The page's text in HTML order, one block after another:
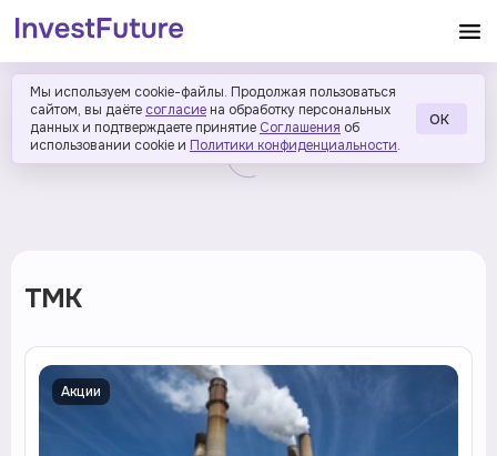
Мы используем cookie-файлы. Продолжая пользоваться
сайтом, вы даёте согласие на обработку персональных
данных и подтверждаете принятие Соглашения об
использовании cookie и Политики конфиденциальности.
ОК
ТМК
Акции